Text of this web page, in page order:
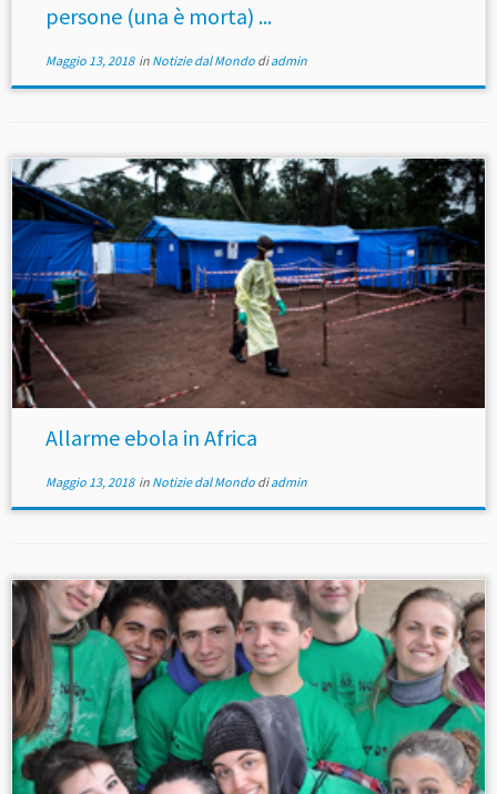
persone (una è morta) ...
Maggio 13, 2018in Notizie dal Mondo diadmin
Allarme ebola in Africa
Maggio 13, 2018in Notizie dal Mondo diadmin